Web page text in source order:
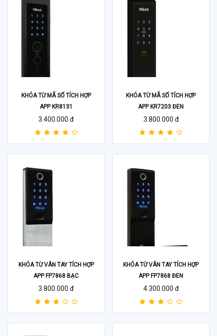
KHÓA TỪ MÃ SỐ TÍCH HỢP
APP KR8131
3.400.000 đ
KHÓA TỪ MÃ SỐ TÍCH HỢP
APP KR7203 ĐEN
3.800.000 đ
KHÓA TỪ VÂN TAY TÍCH HỢP
APP FP7868 BẠC
3.800.000 đ
KHÓA TỪ VÂN TAY TÍCH HỢP
APP FP7868 ĐEN
4.300.000 đ